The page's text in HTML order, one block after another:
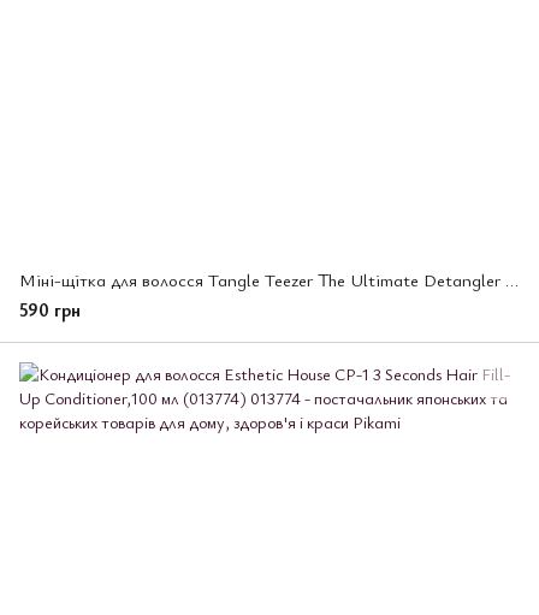
Міні-щітка для волосся Tangle Teezer The Ultimate Detangler Mini Millennial Pink (686844)
590 грн